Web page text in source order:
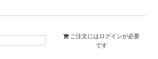
ご注文には ログインが必要
です